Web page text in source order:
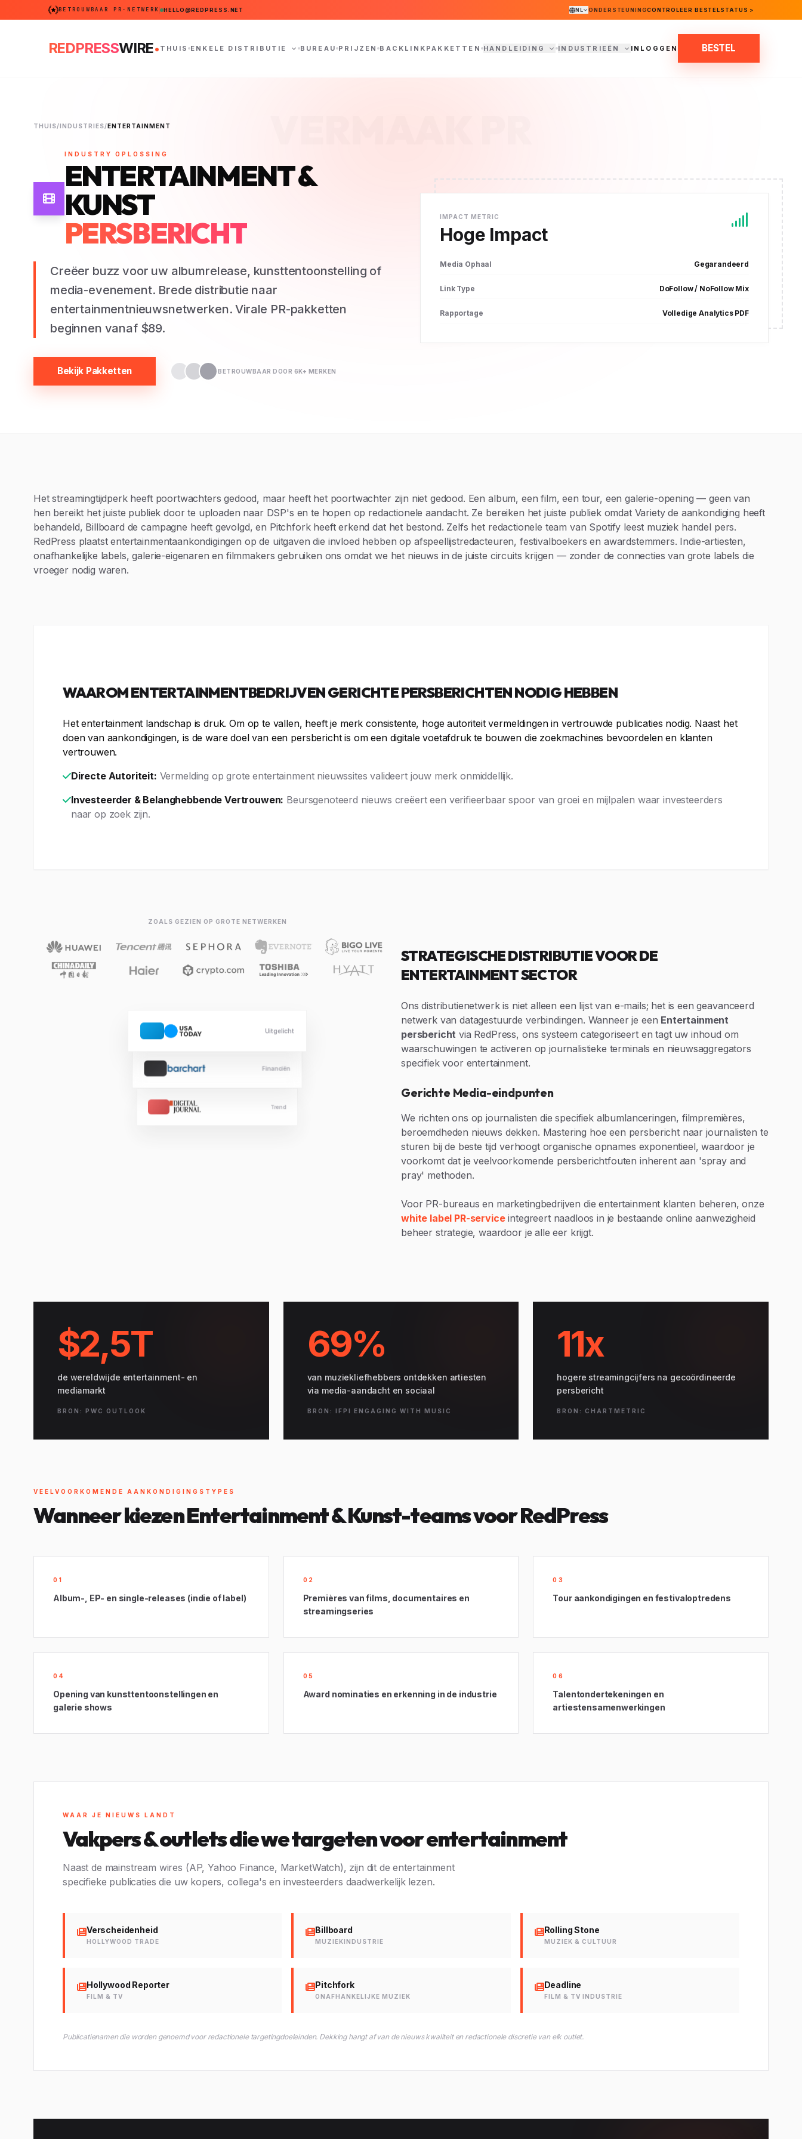
BETROUWBAAR PR-NETWERK HELLO@REDPRESS.NET NL ONDERSTEUNINGCONTROLEER BESTELSTATUS >
REDPRESSWIRE. THUIS ENKELE DISTRIBUTIE BUREAU PRIJZEN BACKLINKPAKKETTEN HANDLEIDING INDUSTRIEËN INLOGGEN BESTEL
THUIS/INDUSTRIES/ENTERTAINMENT
INDUSTRY OPLOSSING
ENTERTAINMENT &
KUNST
PERSBERICHT
Creëer buzz voor uw albumrelease, kunsttentoonstelling of
media-evenement. Brede distributie naar
entertainmentnieuwsnetwerken. Virale PR-pakketten
beginnen vanaf $89.
Bekijk Pakketten BETROUWBAAR DOOR 6K+ MERKEN
IMPACT METRIC
Hoge Impact
Media Ophaal Gegarandeerd
Link Type DoFollow / NoFollow Mix
Rapportage Volledige Analytics PDF
Het streamingtijdperk heeft poortwachters gedood, maar heeft het poortwachter zijn niet gedood. Een album, een film, een tour, een galerie-opening — geen van
hen bereikt het juiste publiek door te uploaden naar DSP's en te hopen op redactionele aandacht. Ze bereiken het juiste publiek omdat Variety de aankondiging heeft
behandeld, Billboard de campagne heeft gevolgd, en Pitchfork heeft erkend dat het bestond. Zelfs het redactionele team van Spotify leest muziek handel pers.
RedPress plaatst entertainmentaankondigingen op de uitgaven die invloed hebben op afspeellijstredacteuren, festivalboekers en awardstemmers. Indie-artiesten,
onafhankelijke labels, galerie-eigenaren en filmmakers gebruiken ons omdat we het nieuws in de juiste circuits krijgen — zonder de connecties van grote labels die
vroeger nodig waren.
WAAROM ENTERTAINMENTBEDRIJVEN GERICHTE PERSBERICHTEN NODIG HEBBEN
Het entertainment landschap is druk. Om op te vallen, heeft je merk consistente, hoge autoriteit vermeldingen in vertrouwde publicaties nodig. Naast het
doen van aankondigingen, is de ware doel van een persbericht is om een digitale voetafdruk te bouwen die zoekmachines bevoordelen en klanten
vertrouwen.
Directe Autoriteit: Vermelding op grote entertainment nieuwssites valideert jouw merk onmiddellijk.
Investeerder & Belanghebbende Vertrouwen: Beursgenoteerd nieuws creëert een verifieerbaar spoor van groei en mijlpalen waar investeerders
naar op zoek zijn.
ZOALS GEZIEN OP GROTE NETWERKEN
Uitgelicht
Financiën
Trend
STRATEGISCHE DISTRIBUTIE VOOR DE
ENTERTAINMENT SECTOR
Ons distributienetwerk is niet alleen een lijst van e-mails; het is een geavanceerd
netwerk van datagestuurde verbindingen. Wanneer je een Entertainment
persbericht via RedPress, ons systeem categoriseert en tagt uw inhoud om
waarschuwingen te activeren op journalistieke terminals en nieuwsaggregators
specifiek voor entertainment.
Gerichte Media-eindpunten
We richten ons op journalisten die specifiek albumlanceringen, filmpremières,
beroemdheden nieuws dekken. Mastering hoe een persbericht naar journalisten te
sturen bij de beste tijd verhoogt organische opnames exponentieel, waardoor je
voorkomt dat je veelvoorkomende persberichtfouten inherent aan 'spray and
pray' methoden.
Voor PR-bureaus en marketingbedrijven die entertainment klanten beheren, onze
white label PR-serviceintegreert naadloos in je bestaande online aanwezigheid
beheer strategie, waardoor je alle eer krijgt.
$2,5T
de wereldwijde entertainment- en
mediamarkt
BRON: PWC OUTLOOK
69%
van muziekliefhebbers ontdekken artiesten
via media-aandacht en sociaal
BRON: IFPI ENGAGING WITH MUSIC
11x
hogere streamingcijfers na gecoördineerde
persbericht
BRON: CHARTMETRIC
VEELVOORKOMENDE AANKONDIGINGSTYPES
Wanneer kiezen Entertainment & Kunst-teams voor RedPress
01
Album-, EP- en single-releases (indie of label)
02
Premières van films, documentaires en
streamingseries
03
Tour aankondigingen en festivaloptredens
04
Opening van kunsttentoonstellingen en
galerie shows
05
Award nominaties en erkenning in de industrie
06
Talentondertekeningen en
artiestensamenwerkingen
WAAR JE NIEUWS LANDT
Vakpers & outlets die we targeten voor entertainment
Naast de mainstream wires (AP, Yahoo Finance, MarketWatch), zijn dit de entertainment
specifieke publicaties die uw kopers, collega's en investeerders daadwerkelijk lezen.
Verscheidenheid
HOLLYWOOD TRADE
Billboard
MUZIEKINDUSTRIE
Rolling Stone
MUZIEK & CULTUUR
Hollywood Reporter
FILM & TV
Pitchfork
ONAFHANKELIJKE MUZIEK
Deadline
FILM & TV INDUSTRIE
Publicatienamen die worden genoemd voor redactionele targetingdoeleinden. Dekking hangt af van de nieuws kwaliteit en redactionele discretie van elk outlet.